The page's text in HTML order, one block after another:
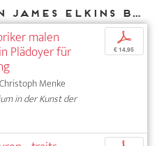
Weitere Texte von James Elkins bei DIAPHANES
malen
Plädoyer für
Menke
in der Kunst der
p
€ 14,95